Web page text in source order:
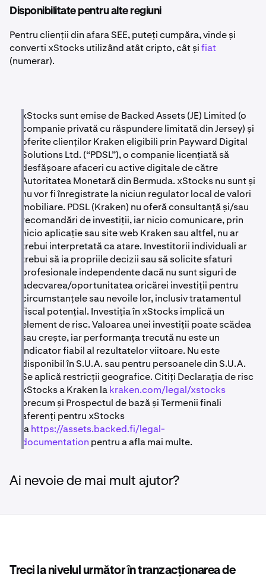
Disponibilitate pentru alte regiuni
Pentru clienții din afara SEE, puteți cumpăra, vinde și
converti xStocks utilizând atât cripto, cât șifiat
(numerar).
xStocks sunt emise de Backed Assets (JE) Limited (o
companie privată cu răspundere limitată din Jersey) și
oferite clienților Kraken eligibili prin Payward Digital
Solutions Ltd. (“PDSL”), o companie licențiată să
desfășoare afaceri cu active digitale de către
Autoritatea Monetară din Bermuda. xStocks nu sunt și
nu vor fi înregistrate la niciun regulator local de valori
mobiliare. PDSL (Kraken) nu oferă consultanță și/sau
recomandări de investiții, iar nicio comunicare, prin
nicio aplicație sau site web Kraken sau altfel, nu ar
trebui interpretată ca atare. Investitorii individuali ar
trebui să ia propriile decizii sau să solicite sfaturi
profesionale independente dacă nu sunt siguri de
adecvarea/oportunitatea oricărei investiții pentru
circumstanțele sau nevoile lor, inclusiv tratamentul
fiscal potențial. Investiția în xStocks implică un
element de risc. Valoarea unei investiții poate scădea
sau crește, iar performanța trecută nu este un
indicator fiabil al rezultatelor viitoare. Nu este
disponibil în S.U.A. sau pentru persoanele din S.U.A.
Se aplică restricții geografice. Citiți Declarația de risc
xStocks a Kraken lakraken.com/legal/xstocks
precum și Prospectul de bază și Termenii finali
aferenți pentru xStocks
lahttps://assets.backed.fi/legal-
documentation pentru a afla mai multe.
Ai nevoie de mai mult ajutor?
Treci la nivelul următor în tranzacționarea de